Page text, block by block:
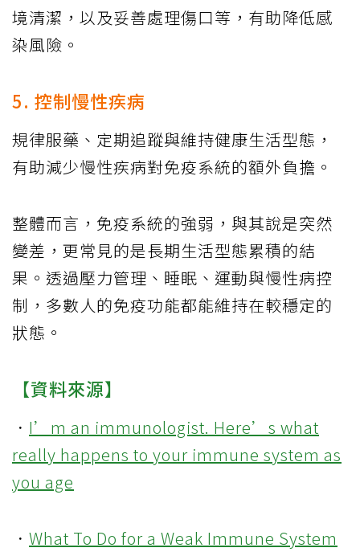
境清潔，以及妥善處理傷口等，有助降低感
染風險。
5. 控制慢性疾病
規律服藥、定期追蹤與維持健康生活型態，
有助減少慢性疾病對免疫系統的額外負擔。
整體而言，免疫系統的強弱，與其說是突然
變差，更常見的是長期生活型態累積的結
果。透過壓力管理、睡眠、運動與慢性病控
制，多數人的免疫功能都能維持在較穩定的
狀態。
【資料來源】
． I’m an immunologist. Here’s what
really happens to your immune system as
you age
． What To Do for a Weak Immune System